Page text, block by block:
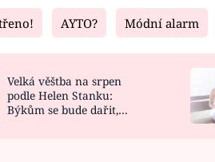
Living
DESIGN
AYTO? Módní alarm
Velká věštba na srpen
podle Helen Stanku:
Býkům se bude dařit,